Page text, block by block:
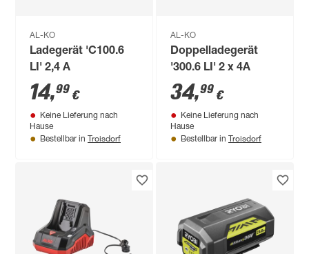
AL-KO
Ladegerät 'C100.6
LI' 2,4 A
14,99 €
Keine Lieferung nach
Hause
Bestellbar in Troisdorf
AL-KO
Doppelladegerät
'300.6 LI' 2 x 4A
34,99 €
Keine Lieferung nach
Hause
Bestellbar in Troisdorf